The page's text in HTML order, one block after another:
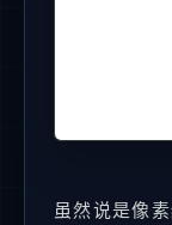
虽然说是像